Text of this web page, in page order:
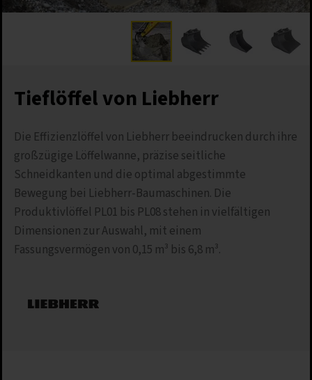
Tieflöffel von Liebherr
Die Effizienzlöffel von Liebherr beeindrucken durch ihre
großzügige Löffelwanne, präzise seitliche
Schneidkanten und die optimal abgestimmte
Bewegung bei Liebherr-Baumaschinen. Die
Produktivlöffel PL01 bis PL08 stehen in vielfältigen
Dimensionen zur Auswahl, mit einem
Fassungsvermögen von 0,15 m³ bis 6,8 m³.